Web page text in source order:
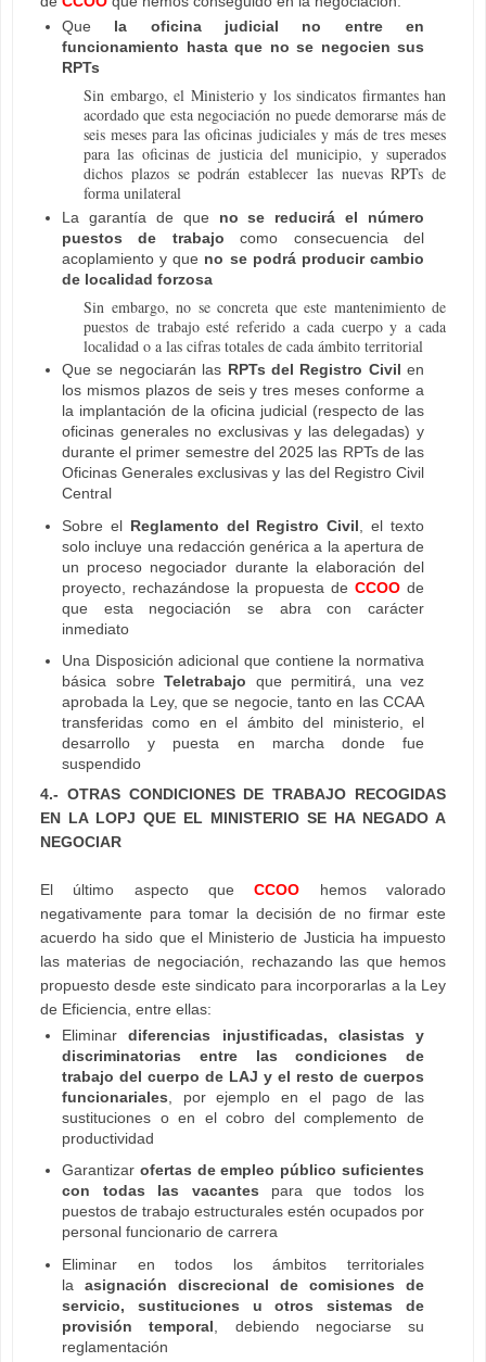
Que la oficina judicial no entre en
funcionamiento hasta que no se negocien sus
RPTs
Sin embargo, el Ministerio y los sindicatos firmantes han
acordado que esta negociación no puede demorarse más de
seis meses para las oficinas judiciales y más de tres meses
para las oficinas de justicia del municipio, y superados
dichos plazos se podrán establecer las nuevas RPTs de
forma unilateral
La garantía de que no se reducirá el número
puestos de trabajo como consecuencia del
acoplamiento y que no se podrá producir cambio
de localidad forzosa
Sin embargo, no se concreta que este mantenimiento de
puestos de trabajo esté referido a cada cuerpo y a cada
localidad o a las cifras totales de cada ámbito territorial
Que se negociarán las RPTs del Registro Civil en
los mismos plazos de seis y tres meses conforme a
la implantación de la oficina judicial (respecto de las
oficinas generales no exclusivas y las delegadas) y
durante el primer semestre del 2025 las RPTs de las
Oficinas Generales exclusivas y las del Registro Civil
Central
Sobre el Reglamento del Registro Civil , el texto
solo incluye una redacción genérica a la apertura de
un proceso negociador durante la elaboración del
proyecto, rechazándose la propuesta de CCOO de
que esta negociación se abra con carácter
inmediato
Una Disposición adicional que contiene la normativa
básica sobre Teletrabajo que permitirá, una vez
aprobada la Ley, que se negocie, tanto en las CCAA
transferidas como en el ámbito del ministerio, el
desarrollo y puesta en marcha donde fue
suspendido
4.- OTRAS CONDICIONES DE TRABAJO RECOGIDAS
EN LA LOPJ QUE EL MINISTERIO SE HA NEGADO A
NEGOCIAR
El último aspecto queCCOO hemos valorado
negativamente para tomar la decisión de no firmar este
acuerdo ha sido que el Ministerio de Justicia ha impuesto
las materias de negociación, rechazando las que hemos
propuesto desde este sindicato para incorporarlas a la Ley
de Eficiencia, entre ellas:
Eliminardiferencias injustificadas, clasistas y
discriminatorias entre las condiciones de
trabajo del cuerpo de LAJ y el resto de cuerpos
funcionariales , por ejemplo en el pago de las
sustituciones o en el cobro del complemento de
productividad
Garantizar ofertas de empleo público suficientes
con todas las vacantes para que todos los
puestos de trabajo estructurales estén ocupados por
personal funcionario de carrera
Eliminar en todos los ámbitos territoriales
la asignación discrecional de comisiones de
servicio, sustituciones u otros sistemas de
provisión temporal , debiendo negociarse su
reglamentación